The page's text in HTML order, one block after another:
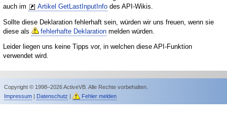
auch im
Artikel GetLastInputInfo des API-Wikis.
Sollte diese Deklaration fehlerhaft sein, würden wir uns freuen, wenn sie
diese als
fehlerhafte Deklaration melden würden.
Leider liegen uns keine Tipps vor, in welchen diese API-Funktion
verwendet wird.
Copyright © 1998–2026 ActiveVB. Alle Rechte vorbehalten.
Impressum| Datenschutz | Fehler melden